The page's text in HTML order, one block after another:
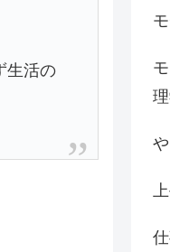
生活の